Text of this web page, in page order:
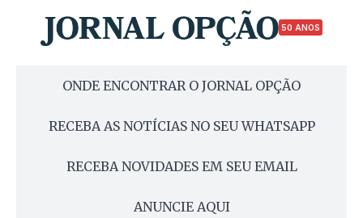
50 ANOS
ONDE ENCONTRAR O JORNAL OPÇÃO
RECEBA AS NOTÍCIAS NO SEU WHATSAPP
RECEBA NOVIDADES EM SEU EMAIL
ANUNCIE AQUI